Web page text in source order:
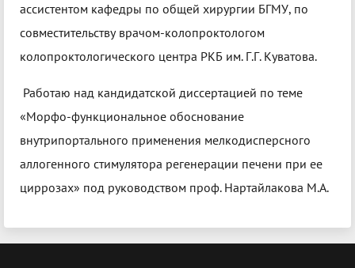
ассистентом кафедры по общей хирургии БГМУ, по
совместительству врачом-колопроктологом
колопроктологического центра РКБ им. Г.Г. Куватова.
Работаю над кандидатской диссертацией по теме
«Морфо-функциональное обоснование
внутрипортального применения мелкодисперсного
аллогенного стимулятора регенерации печени при ее
циррозах» под руководством проф. Нартайлакова М.А.